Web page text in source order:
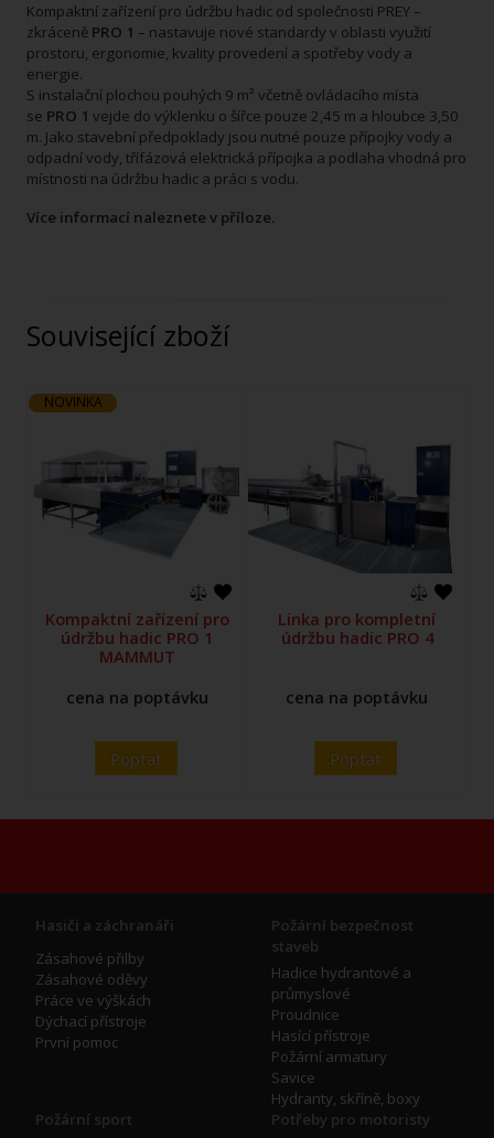
Kompaktní zařízení pro údržbu hadic od společnosti PREY –
zkráceně PRO 1 – nastavuje nové standardy v oblasti využití
prostoru, ergonomie, kvality provedení a spotřeby vody a
energie.
S instalační plochou pouhých 9 m² včetně ovládacího místa
se PRO 1 vejde do výklenku o šířce pouze 2,45 m a hloubce 3,50
m. Jako stavební předpoklady jsou nutné pouze přípojky vody a
odpadní vody, třífázová elektrická přípojka a podlaha vhodná pro
místnosti na údržbu hadic a práci s vodu.
Více informací naleznete v příloze.
Související zboží
NOVINKA
Kompaktní zařízení pro
údržbu hadic PRO 1
MAMMUT
cena na poptávku
Poptat
Linka pro kompletní
údržbu hadic PRO 4
cena na poptávku
Poptat
Hasiči a záchranáři
Zásahové přilby
Zásahové oděvy
Práce ve výškách
Dýchací přístroje
První pomoc
Požární bezpečnost
staveb
Hadice hydrantové a
průmyslové
Proudnice
Hasící přístroje
Požární armatury
Savice
Hydranty, skříně, boxy
Požární sport
Potřeby pro motoristy